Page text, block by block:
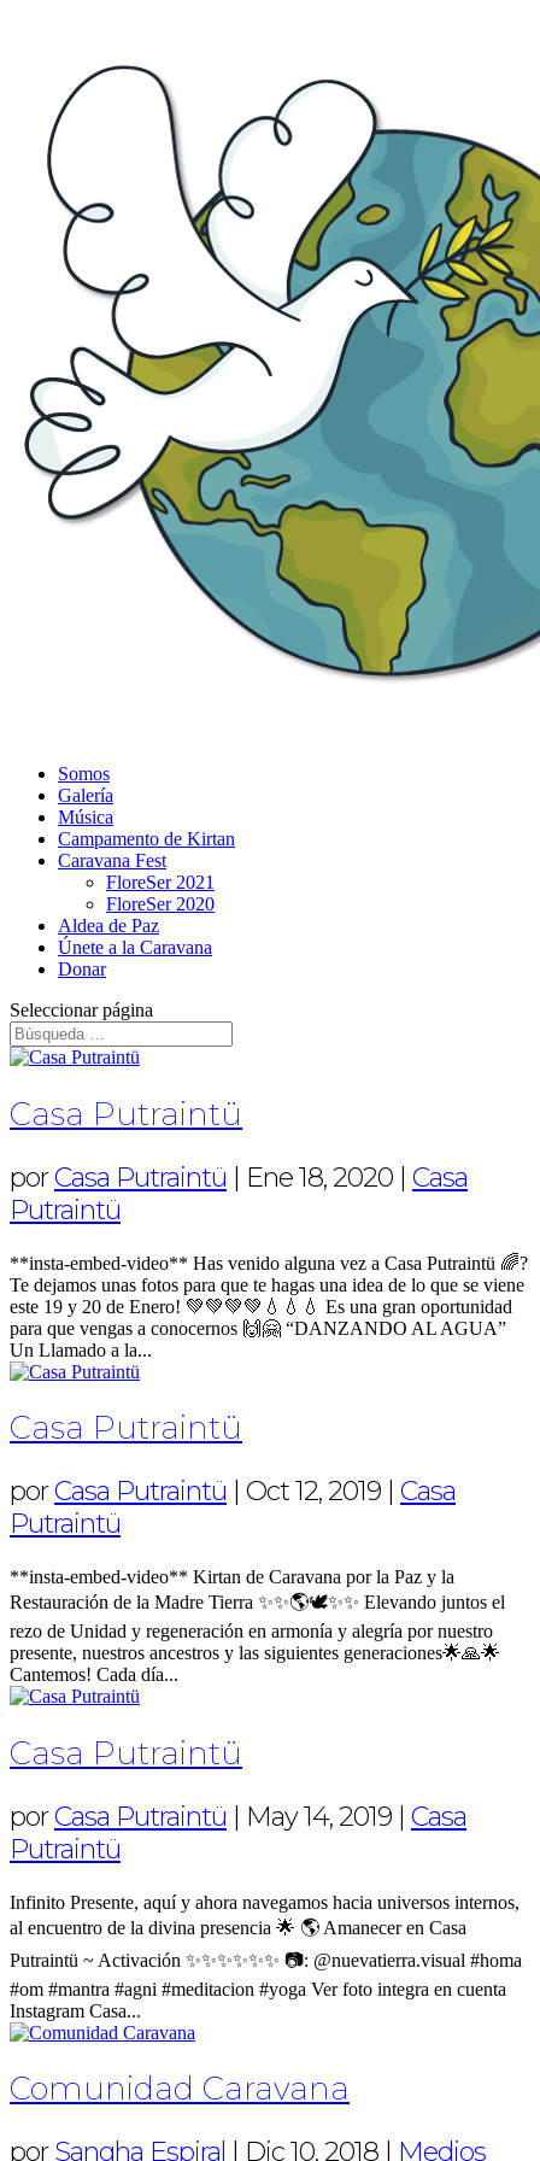
Somos
Galería
Música
Campamento de Kirtan
Caravana Fest
FloreSer 2021
FloreSer 2020
Aldea de Paz
Únete a la Caravana
Donar
Seleccionar página
Casa Putraintü
porCasa Putraintü | Ene 18, 2020 | Casa
Putraintü
**insta-embed-video** Has venido alguna vez a Casa Putraintü 🌈?
Te dejamos unas fotos para que te hagas una idea de lo que se viene
este 19 y 20 de Enero! 💚💚💚💚💧💧💧 Es una gran oportunidad
para que vengas a conocernos 🙌🤗 “DANZANDO AL AGUA”
Un Llamado a la...
Casa Putraintü
porCasa Putraintü Oct 12, 2019 Casa
Putraintü
**insta-embed-video** Kirtan de Caravana por la Paz y la
Restauración de la Madre Tierra ✨✨🌎🕊️✨✨ Elevando juntos el
rezo de Unidad y regeneración en armonía y alegría por nuestro
presente, nuestros ancestros y las siguientes generaciones🌟🙏🌟
Cantemos! Cada día...
Casa Putraintü
porCasa Putraintü | May 14, 2019 | Casa
Putraintü
Infinito Presente, aquí y ahora navegamos hacia universos internos,
al encuentro de la divina presencia 🌟 🌎 Amanecer en Casa
Putraintü ~ Activación ✨✨✨✨✨✨ 📷: @nuevatierra.visual #homa
#om #mantra #agni #meditacion #yoga Ver foto integra en cuenta
Instagram Casa...
Comunidad Caravana
porSangha Espiral Dic 10, 2018 Medios